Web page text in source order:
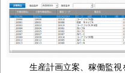
生産計画立案、稼働監